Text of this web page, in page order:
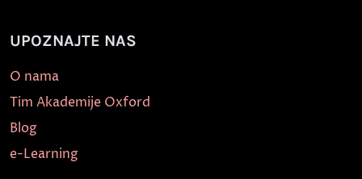
UPOZNAJTE NAS
O nama
Tim Akademije Oxford
Blog
e-Learning